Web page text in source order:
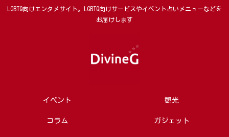
LGBTQ向けエンタメサイト。LGBTQ向けサービスやイベント占いメニューなどを
お届けします
イベント 観光
コラム ガジェット